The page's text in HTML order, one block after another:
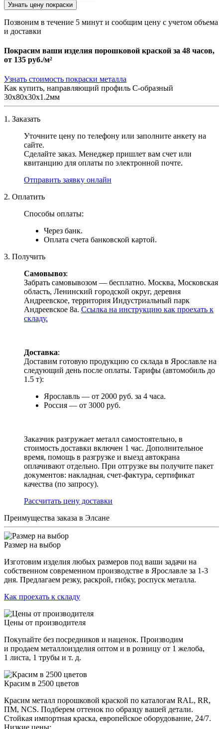
Узнать цену покраски
Позвоним в течение 5 минут и сообщим цену с учетом объема
и доставки
Покрасим ваши изделия порошковой краской за 48 часов,
от 135 руб./м²
Узнать стоимость покраски металла
Как купить, направляющий профиль С-образный
30х80х30х1.2мм
1. Заказать
Уточните цену по телефону или заполните анкету на
сайте.
Сделайте заказ. Менеджер пришлет вам счет или
квитанцию для оплаты по электронной почте.
Отправить заявку онлайн
2. Оплатить
Способы оплаты:
Через банк.
Оплата счета банковской картой.
3. Получить
Самовывоз:
Забрать самовывозом — бесплатно. Москва, Московская
область, Ленинский городской округ, деревня
Андреевское, территория Индустриальный парк
Андреевское 8а. Ссылка на инструкцию как проехать к
складу.
Доставка:
Доставим готовую продукцию со склада в Ярославле на
следующий день после оплаты. Тарифы (автомобиль до
1.5 т):
Ярославль — от 2000 руб. за 4 часа.
Россия — от 3000 руб.
Заказчик разгружает металл самостоятельно, в
стоимость доставки включен 1 час. Дополнительное
время, помощь в разгрузке и выезд автокрана
оплачивают отдельно. При отгрузке вы получите пакет
документов: накладная, счет-фактура, сертификат
качества (по запросу).
Раcсчитать цену доставки
Преимущества заказа в Элсане
Размер на выбор
Изготовим изделия любых размеров под ваши задачи на
собственном современном производстве в Ярославле за 1-3
дня. Предлагаем резку, раскрой, гибку, роспуск металла.
Как проехать к складу
Цены от производителя
Покупайте без посредников и наценок. Производим
и продаем металлоизделия оптом и в розницу от 1 желоба,
1 листа, 1 трубы и т. д.
Красим в 2500 цветов
Красим металл порошковой краской по каталогам RAL, RR,
ПМ, NCS. Подберем оттенок по образцу вашей детали.
Стойкая импортная краска, европейское оборудование, 24/7.